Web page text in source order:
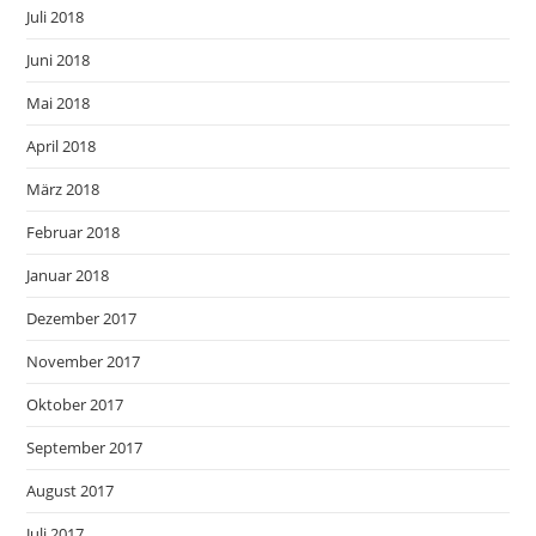
Juli 2018
Juni 2018
Mai 2018
April 2018
März 2018
Februar 2018
Januar 2018
Dezember 2017
November 2017
Oktober 2017
September 2017
August 2017